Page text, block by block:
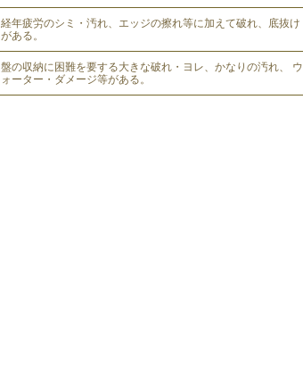
経年疲労のシミ・汚れ、エッジの擦れ等に加えて破れ、底抜け
がある。
盤の収納に困難を要する大きな破れ・ヨレ、かなりの汚れ、 ウ
ォーター・ダメージ等がある。